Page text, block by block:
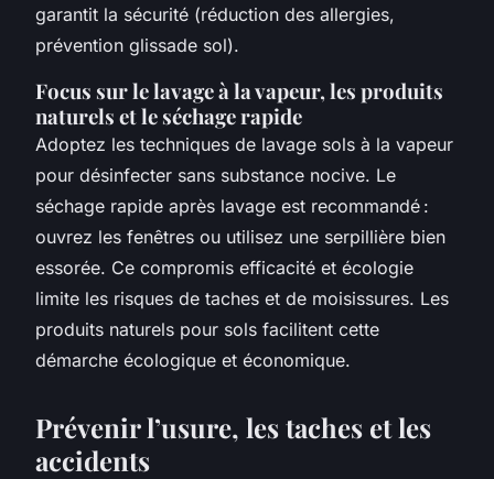
garantit la sécurité (réduction des allergies,
prévention glissade sol).
Focus sur le lavage à la vapeur, les produits
naturels et le séchage rapide
Adoptez les techniques de lavage sols à la vapeur
pour désinfecter sans substance nocive. Le
séchage rapide après lavage est recommandé :
ouvrez les fenêtres ou utilisez une serpillière bien
essorée. Ce compromis efficacité et écologie
limite les risques de taches et de moisissures. Les
produits naturels pour sols facilitent cette
démarche écologique et économique.
Prévenir l’usure, les taches et les
accidents